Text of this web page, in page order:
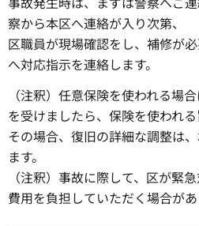
察から本区へ連絡が入り次第、
区職員が現場確認をし、補修が
へ対応指示を連絡します。
（注釈）任意保険を使われる場
を受けましたら、保険を使われる
その場合、復旧の詳細な調整は
ます。
（注釈）事故に際して、区が緊
費用を負担していただく場合があ